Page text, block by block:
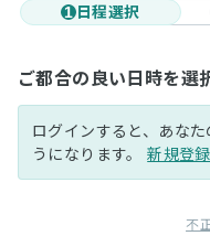
1 日程選択
ご都合の良い日時を選
ログインすると、あな
うになります。新規登
不